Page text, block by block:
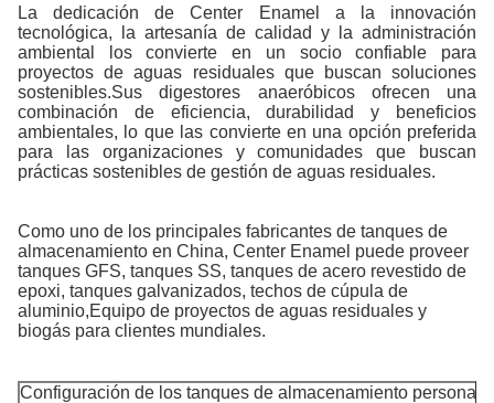
La dedicación de Center Enamel a la innovación
tecnológica, la artesanía de calidad y la administración
ambiental los convierte en un socio confiable para
proyectos de aguas residuales que buscan soluciones
sostenibles.Sus digestores anaeróbicos ofrecen una
combinación de eficiencia, durabilidad y beneficios
ambientales, lo que las convierte en una opción preferida
para las organizaciones y comunidades que buscan
prácticas sostenibles de gestión de aguas residuales.
Como uno de los principales fabricantes de tanques de
almacenamiento en China, Center Enamel puede proveer
tanques GFS, tanques SS, tanques de acero revestido de
epoxi, tanques galvanizados, techos de cúpula de
aluminio,Equipo de proyectos de aguas residuales y
biogás para clientes mundiales.
Configuración de los tanques de almacenamiento